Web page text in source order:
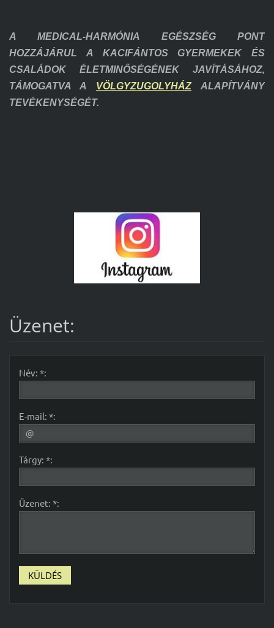
A MEDICAL-HARMÓNIA EGÉSZSÉG PONT
HOZZÁJÁRUL A KACIFÁNTOS GYERMEKEK ÉS
CSALÁDOK ÉLETMINŐSÉGÉNEK JAVÍTÁSÁHOZ,
TÁMOGATVA A VÖLGYZUGOLYHÁZALAPÍTVÁNY
TEVÉKENYSÉGÉT.
Üzenet:
Név: *:
E-mail: *:
Tárgy: *:
Üzenet: *: